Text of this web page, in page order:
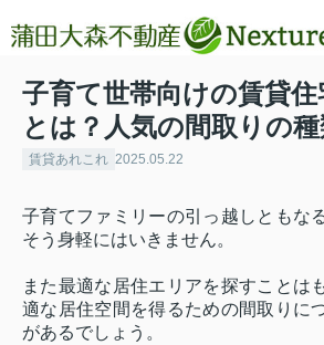
子育て世帯向けの賃貸住
とは？人気の間取りの
賃貸あれこれ 2025.05.22
子育てファミリーの引っ越しともな
そう身軽にはいきません。
また最適な居住エリアを探すことは
適な居住空間を得るための間取りに
があるでしょう。